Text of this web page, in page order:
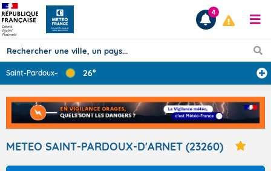
Prévisions
TOUS LES RÉSULTATS
Articles
4
Saint-Pardoux-d ... 26°
METEO SAINT-PARDOUX-D'ARNET (23260)